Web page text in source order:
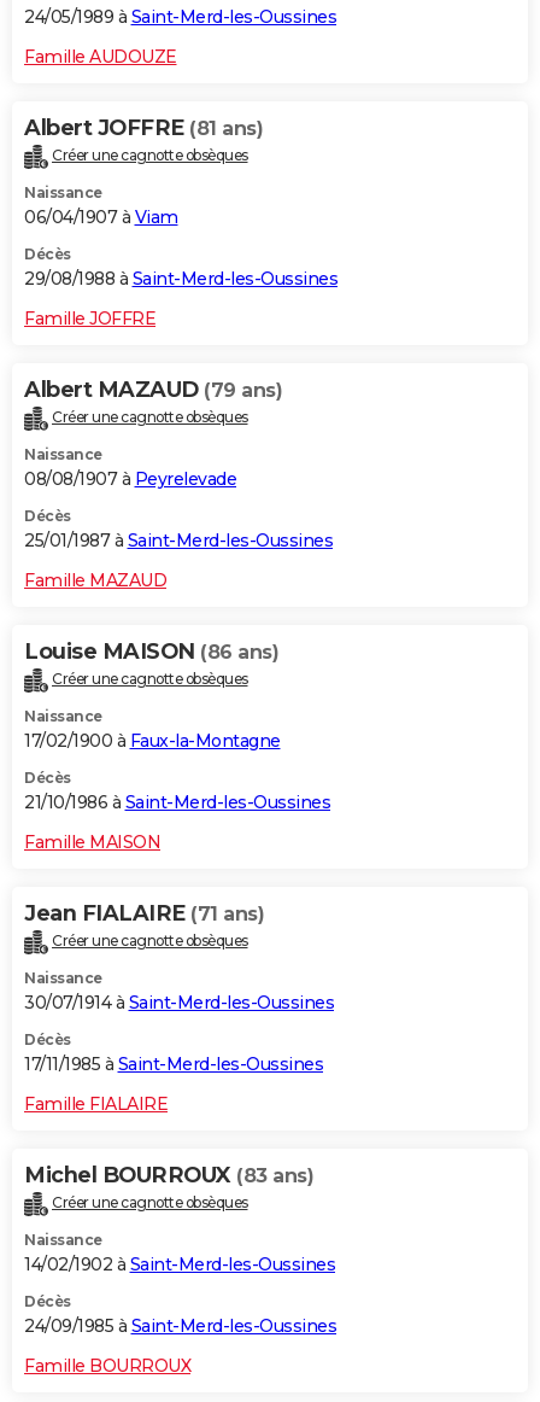
24/05/1989 à Saint-Merd-les-Oussines
Famille AUDOUZE
Albert JOFFRE (81 ans)
Créer une cagnotte obsèques
Naissance
06/04/1907 à Viam
Décès
29/08/1988 à Saint-Merd-les-Oussines
Famille JOFFRE
Albert MAZAUD (79 ans)
Créer une cagnotte obsèques
Naissance
08/08/1907 à Peyrelevade
Décès
25/01/1987 à Saint-Merd-les-Oussines
Famille MAZAUD
Louise MAISON (86 ans)
Créer une cagnotte obsèques
Naissance
17/02/1900 à Faux-la-Montagne
Décès
21/10/1986 à Saint-Merd-les-Oussines
Famille MAISON
Jean FIALAIRE (71 ans)
Créer une cagnotte obsèques
Naissance
30/07/1914 à Saint-Merd-les-Oussines
Décès
17/11/1985 à Saint-Merd-les-Oussines
Famille FIALAIRE
Michel BOURROUX (83 ans)
Créer une cagnotte obsèques
Naissance
14/02/1902 à Saint-Merd-les-Oussines
Décès
24/09/1985 à Saint-Merd-les-Oussines
Famille BOURROUX